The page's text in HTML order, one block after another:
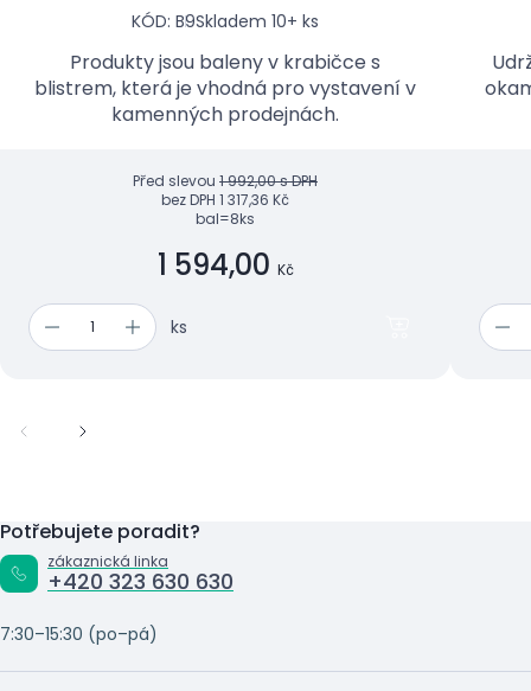
KÓD: B9Skladem 10+ ks
Produkty jsou baleny v krabičce s
blistrem, která je vhodná pro vystavení v
kamenných prodejnách.
Před slevou 1 992,00 s DPH
bez DPH 1 317,36 Kč
bal=8ks
1 594,00 Kč
ks
Potřebujete poradit?
zákaznická linka
+420 323 630 630
7:30–15:30 (po–pá)